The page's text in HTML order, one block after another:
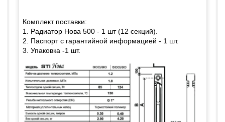
Комплект поставки:
1. Радиатор Нова 500 - 1 шт (12 секций).
2. Паспорт с гарантийной информацией - 1 шт.
3. Упаковка -1 шт.